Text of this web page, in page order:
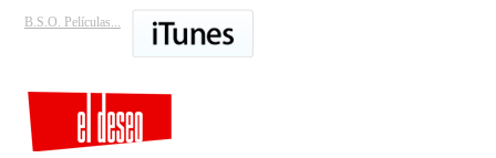
B.S.O. Películas...